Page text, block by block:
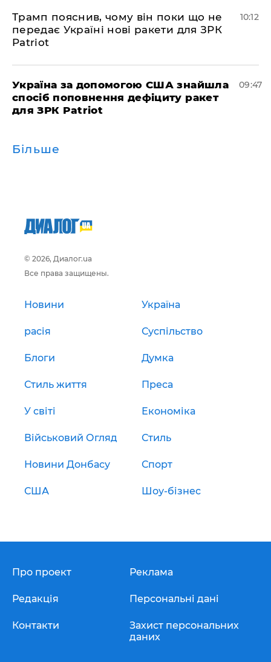
Трамп пояснив, чому він поки що не
передає Україні нові ракети для ЗРК
Patriot
10:12
Україна за допомогою США знайшла
спосіб поповнення дефіциту ракет
для ЗРК Patriot
09:47
Більше
© 2026, Диалог.ua
Все права защищены.
Новини Україна
расія Суспільство
Блоги Думка
Стиль життя Преса
У світі Економіка
Військовий Огляд Стиль
Новини Донбасу Спорт
США Шоу-бізнес
Про проект
Редакція
Контакти
Реклама
Персональні дані
Захист персональних
даних